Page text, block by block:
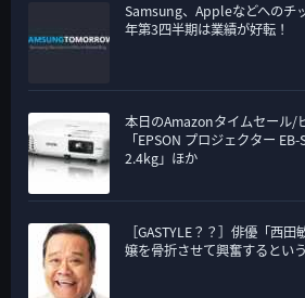
Samsung、Appleなどへのチ
年第3四半期は業績が好転！
本日のAmazonタイムセール/
「EPSON プロジェクター
2.4kg」ほか
［GASTYLE？？］俳優「西
嬢を骨折させて興奮するとい